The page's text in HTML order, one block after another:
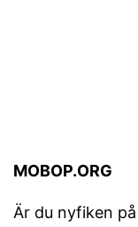
MOBOP.ORG
Är du nyfiken